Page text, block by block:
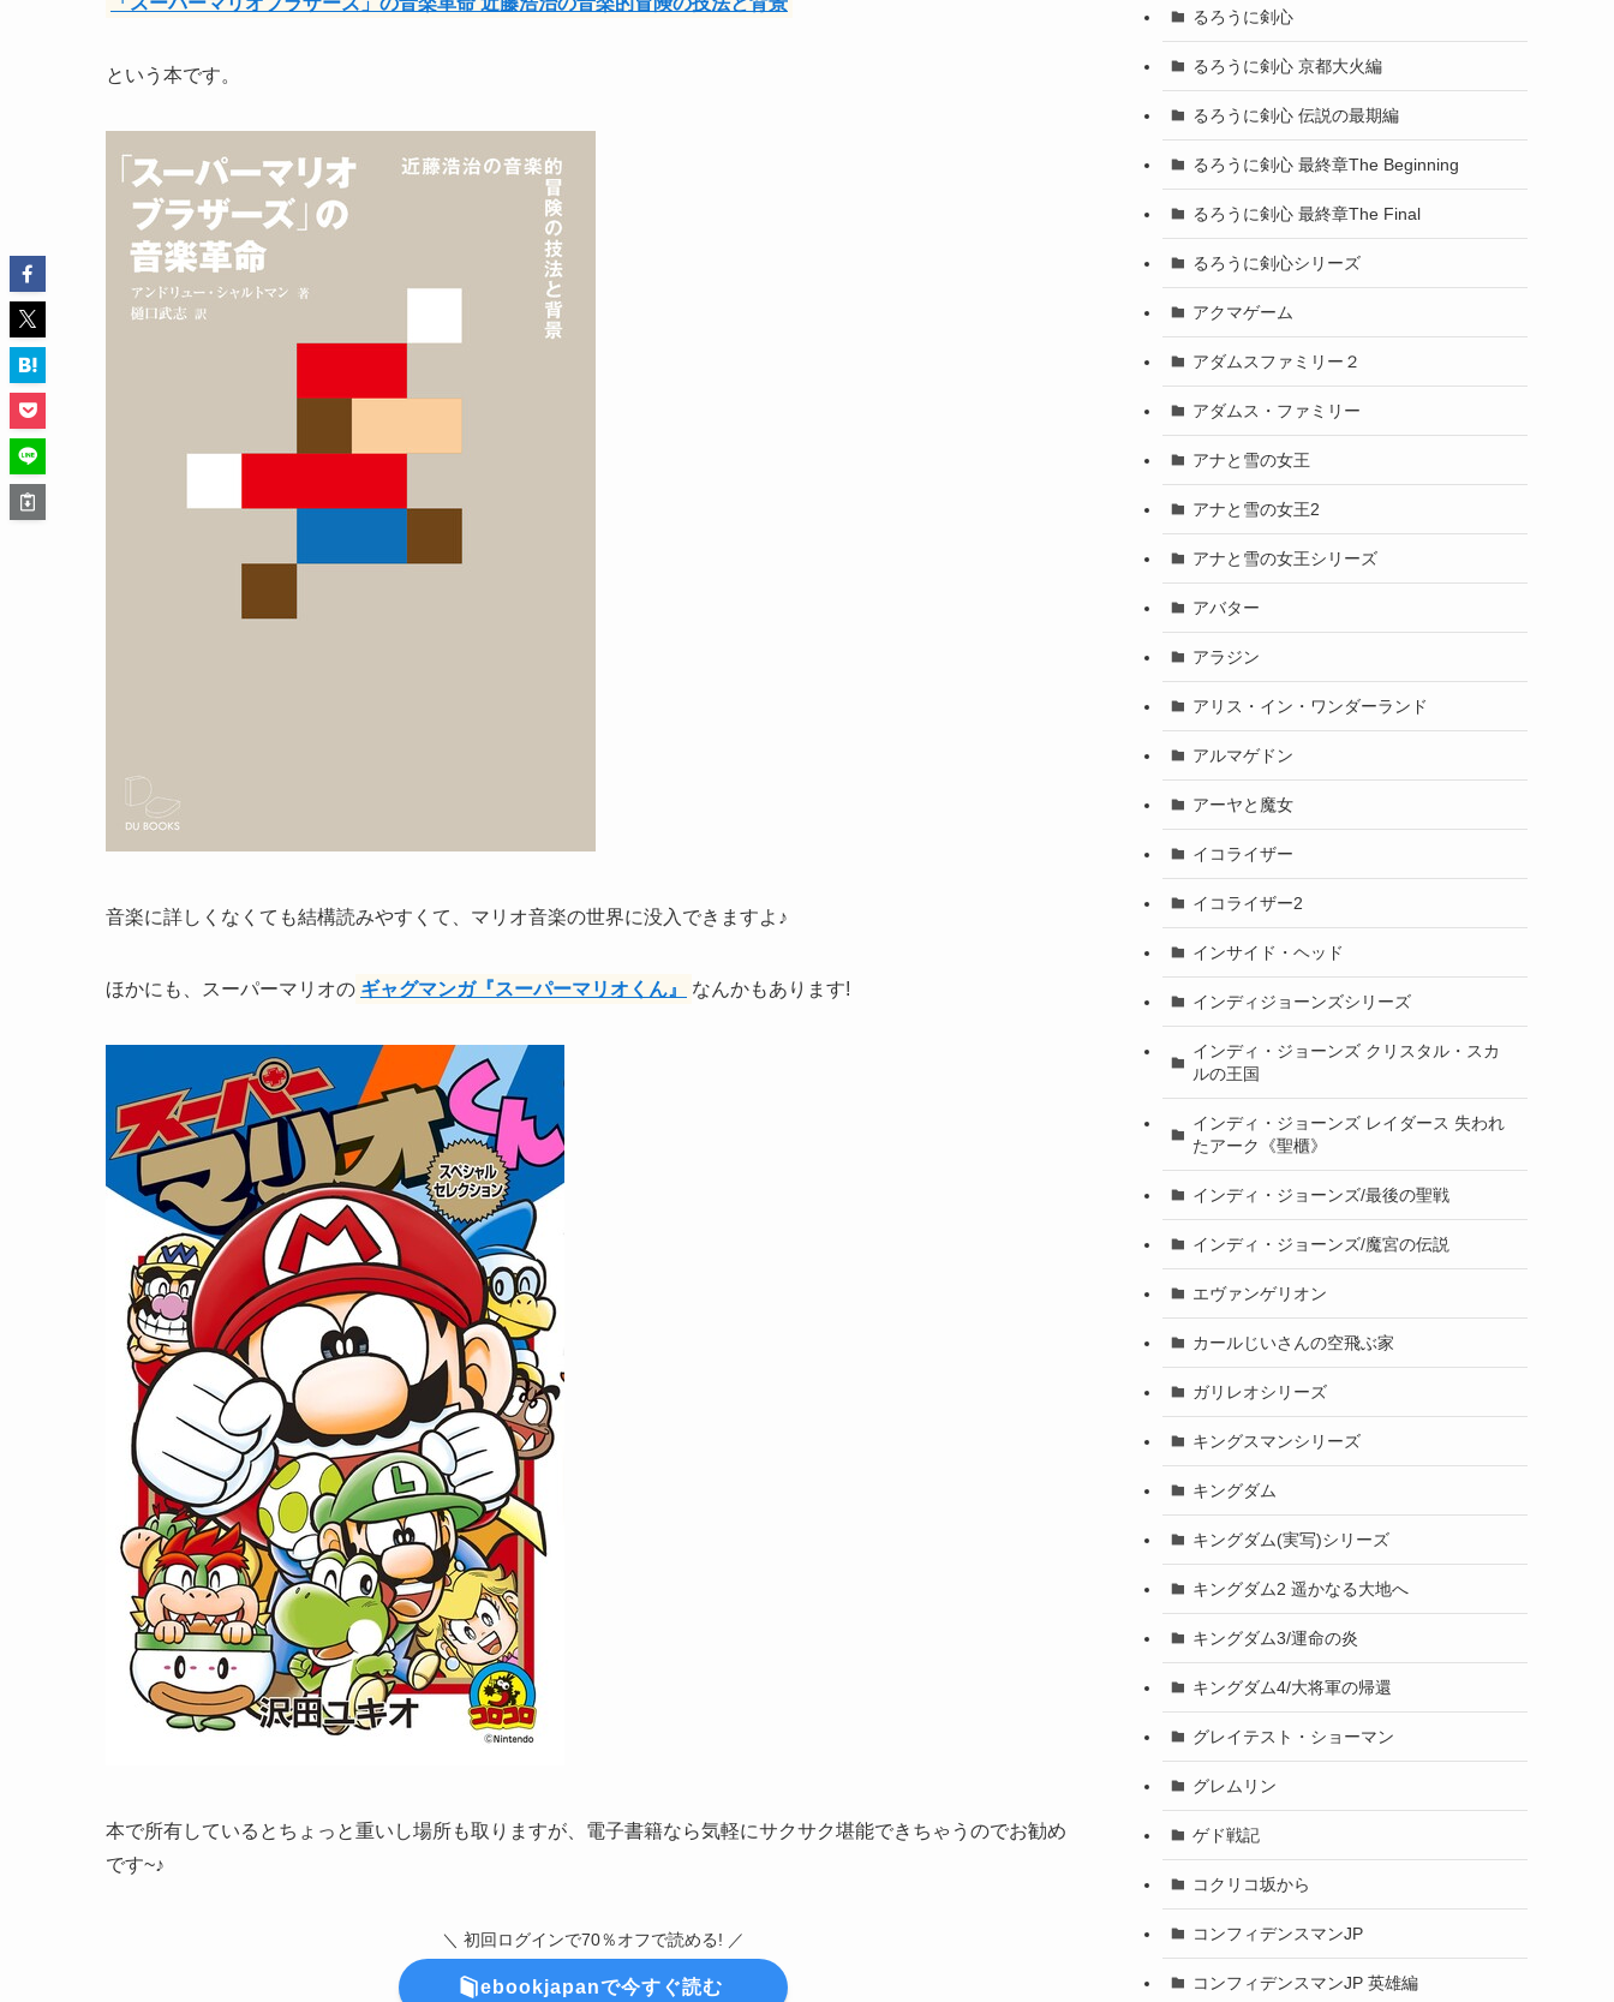
という本です。
音楽に詳しくなくても結構読みやすくて、マリオ音楽の世界に没入できますよ♪
ほかにも、スーパーマリオの ギャグマンガ『スーパーマリオくん』 なんかもあります!
本で所有しているとちょっと重いし場所も取りますが、電子書籍なら気軽にサクサク堪能できちゃうのでお勧め
です~♪
＼ 初回ログインで70％オフで読める! ／
ebookjapanで今すぐ読む
るろうに剣心
るろうに剣心 京都大火編
るろうに剣心 伝説の最期編
るろうに剣心 最終章The Beginning
るろうに剣心 最終章The Final
るろうに剣心シリーズ
アクマゲーム
アダムスファミリー２
アダムス・ファミリー
アナと雪の女王
アナと雪の女王2
アナと雪の女王シリーズ
アバター
アラジン
アリス・イン・ワンダーランド
アルマゲドン
アーヤと魔女
イコライザー
イコライザー2
インサイド・ヘッド
インディジョーンズシリーズ
インディ・ジョーンズ クリスタル・スカ
ルの王国
インディ・ジョーンズ レイダース 失われ
たアーク《聖櫃》
インディ・ジョーンズ/最後の聖戦
インディ・ジョーンズ/魔宮の伝説
エヴァンゲリオン
カールじいさんの空飛ぶ家
ガリレオシリーズ
キングスマンシリーズ
キングダム
キングダム(実写)シリーズ
キングダム2 遥かなる大地へ
キングダム3/運命の炎
キングダム4/大将軍の帰還
グレイテスト・ショーマン
グレムリン
ゲド戦記
コクリコ坂から
コンフィデンスマンJP
コンフィデンスマンJP 英雄編